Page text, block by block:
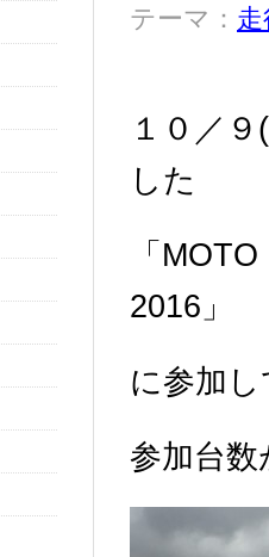
テーマ：
１０／
した
「
2016」
に参加
参加台数